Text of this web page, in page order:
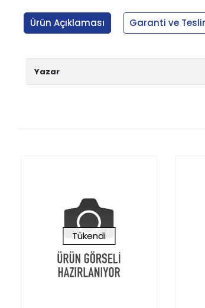
Ürün Açıklaması Garanti ve
Yazar
Tükendi